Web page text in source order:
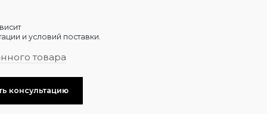
и условий поставки.
товара
консультацию